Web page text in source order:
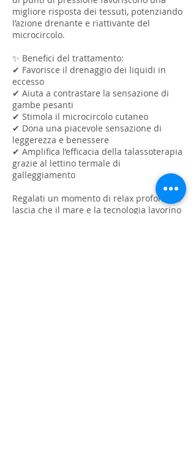
migliore risposta dei tessuti, potenziando
l’azione drenante e riattivante del
microcircolo.
✨ Benefici del trattamento:
✔ Favorisce il drenaggio dei liquidi in
eccesso
✔ Aiuta a contrastare la sensazione di
gambe pesanti
✔ Stimola il microcircolo cutaneo
✔ Dona una piacevole sensazione di
leggerezza e benessere
✔ Amplifica l’efficacia della talassoterapia
grazie al lettino termale di
galleggiamento
Regalati un momento di relax profondo e
lascia che il mare e la tecnologia lavorino